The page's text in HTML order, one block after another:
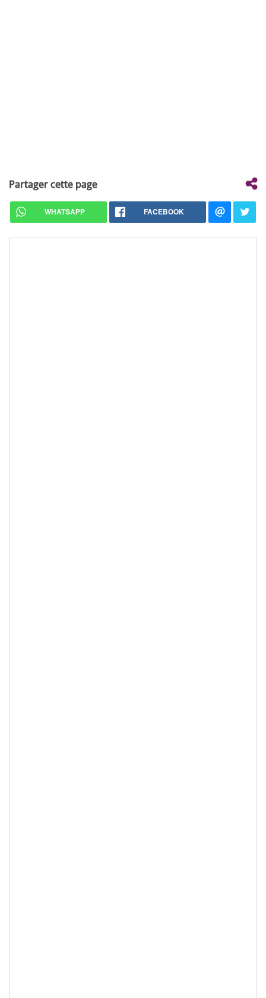
Partager cette page
WHATSAPP FACEBOOK